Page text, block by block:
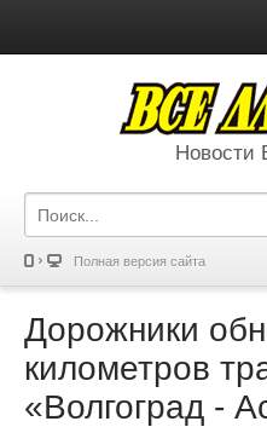
Новости
Полная версия сайта
Дорожники
километров
«Волгоград -